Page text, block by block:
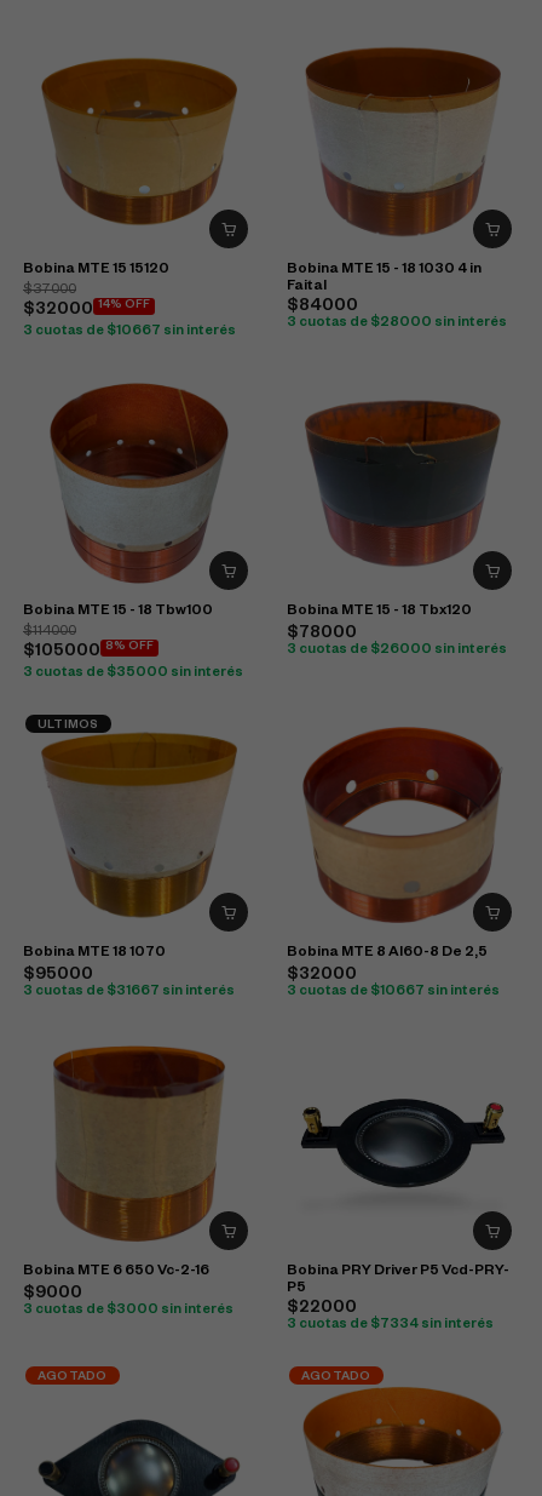
Bobina MTE 15 15120
$37000
$32000 14% OFF
3 cuotas de $10667 sin interés
Bobina MTE 15 - 18 1030 4 in
Faital
$84000
3 cuotas de $28000 sin interés
Bobina MTE 15 - 18 Tbw100
$114000
$105000 8% OFF
3 cuotas de $35000 sin interés
Bobina MTE 15 - 18 Tbx120
$78000
3 cuotas de $26000 sin interés
ULTIMOS
Bobina MTE 18 1070
$95000
3 cuotas de $31667 sin interés
Bobina MTE 8 Al60-8 De 2,5
$32000
3 cuotas de $10667 sin interés
Bobina MTE 6 650 Vc-2-16
$9000
3 cuotas de $3000 sin interés
Bobina PRY Driver P5 Vcd-PRY-
P5
$22000
3 cuotas de $7334 sin interés
AGOTADO AGOTADO